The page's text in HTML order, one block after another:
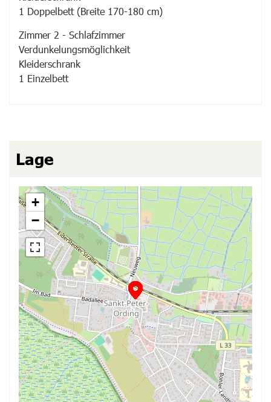
1 Doppelbett (Breite 170-180 cm)
Zimmer 2 - Schlafzimmer
Verdunkelungsmöglichkeit
Kleiderschrank
1 Einzelbett
Lage
+
−